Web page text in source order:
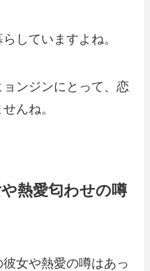
していますよね。
ンジンにとって、恋
んね。
熱愛匂わせの噂
女や熱愛の噂はあっ